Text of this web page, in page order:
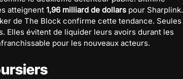
atteignent 1,96 milliard de dollars pour Sharplink.
de The Block confirme cette tendance. Seules
Elles évitent de liquider leurs avoirs durant les
pour les nouveaux acteurs.